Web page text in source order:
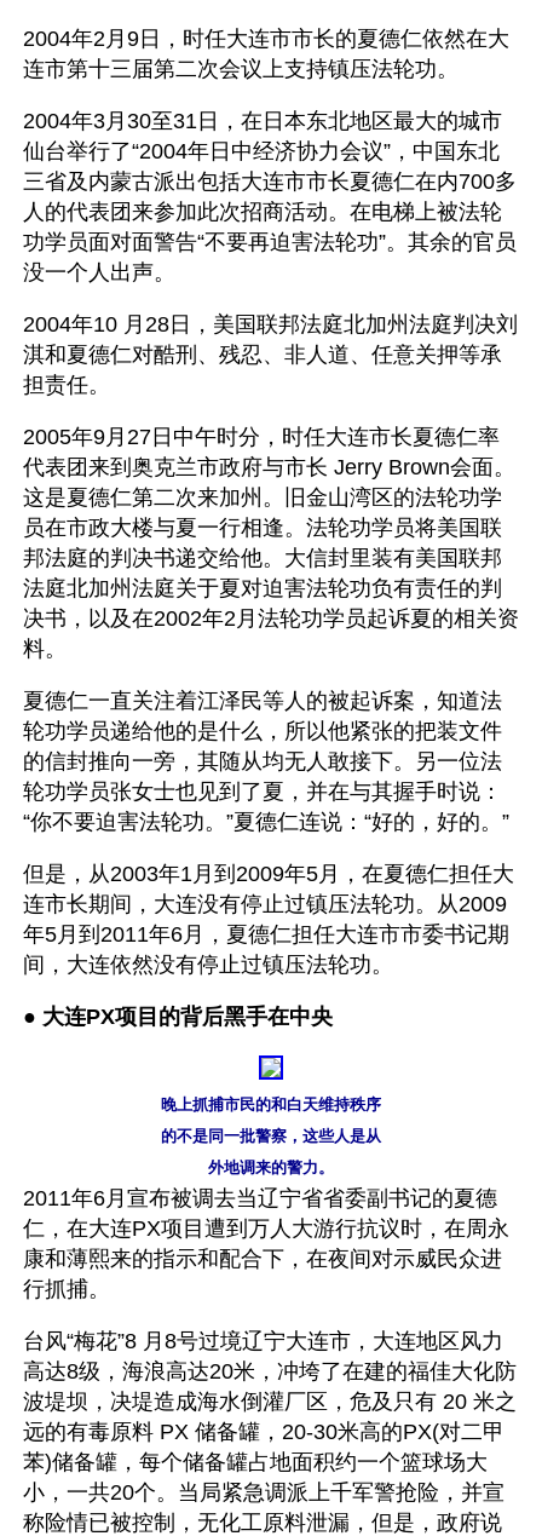
2004年2月9日，时任大连市市长的夏德仁依然在大
连市第十三届第二次会议上支持镇压法轮功。
2004年3月30至31日，在日本东北地区最大的城市
仙台举行了“2004年日中经济协力会议”，中国东北
三省及内蒙古派出包括大连市市长夏德仁在内700多
人的代表团来参加此次招商活动。在电梯上被法轮
功学员面对面警告“不要再迫害法轮功”。其余的官员
没一个人出声。
2004年10 月28日，美国联邦法庭北加州法庭判决刘
淇和夏德仁对酷刑、残忍、非人道、任意关押等承
担责任。
2005年9月27日中午时分，时任大连市长夏德仁率
代表团来到奥克兰市政府与市长 Jerry Brown会面。
这是夏德仁第二次来加州。旧金山湾区的法轮功学
员在市政大楼与夏一行相逢。法轮功学员将美国联
邦法庭的判决书递交给他。大信封里装有美国联邦
法庭北加州法庭关于夏对迫害法轮功负有责任的判
决书，以及在2002年2月法轮功学员起诉夏的相关资
料。
夏德仁一直关注着江泽民等人的被起诉案，知道法
轮功学员递给他的是什么，所以他紧张的把装文件
的信封推向一旁，其随从均无人敢接下。另一位法
轮功学员张女士也见到了夏，并在与其握手时说：
“你不要迫害法轮功。”夏德仁连说：“好的，好的。”
但是，从2003年1月到2009年5月，在夏德仁担任大
连市长期间，大连没有停止过镇压法轮功。从2009
年5月到2011年6月，夏德仁担任大连市市委书记期
间，大连依然没有停止过镇压法轮功。
● 大连PX项目的背后黑手在中央
晚上抓捕市民的和白天维持秩序
的不是同一批警察，这些人是从
外地调来的警力。
2011年6月宣布被调去当辽宁省省委副书记的夏德
仁，在大连PX项目遭到万人大游行抗议时，在周永
康和薄熙来的指示和配合下，在夜间对示威民众进
行抓捕。
台风“梅花”8 月8号过境辽宁大连市，大连地区风力
高达8级，海浪高达20米，冲垮了在建的福佳大化防
波堤坝，决堤造成海水倒灌厂区，危及只有 20 米之
远的有毒原料 PX 储备罐，20-30米高的PX(对二甲
苯)储备罐，每个储备罐占地面积约一个篮球场大
小，一共20个。当局紧急调派上千军警抢险，并宣
称险情已被控制，无化工原料泄漏，但是，政府说